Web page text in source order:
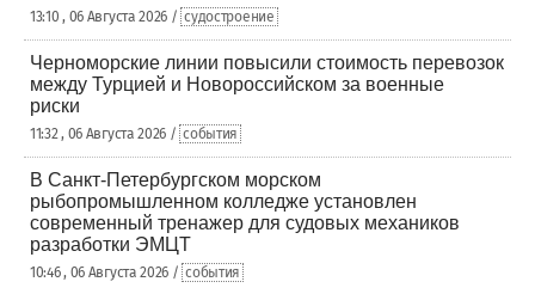
13:10 , 06 Августа 2026 / судостроение
Черноморские линии повысили стоимость перевозок
между Турцией и Новороссийском за военные
риски
11:32 , 06 Августа 2026 / события
В Санкт-Петербургском морском
рыбопромышленном колледже установлен
современный тренажер для судовых механиков
разработки ЭМЦТ
10:46 , 06 Августа 2026 / события